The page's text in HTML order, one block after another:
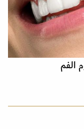
الفم